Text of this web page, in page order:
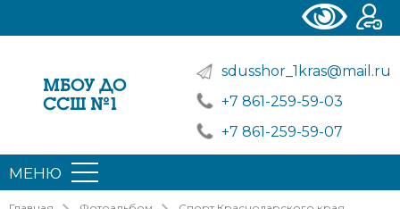
МБОУ ДО
ССШ №1
sdusshor_1kras@mail.ru
+7 861-259-59-03
+7 861-259-59-07
МЕНЮ